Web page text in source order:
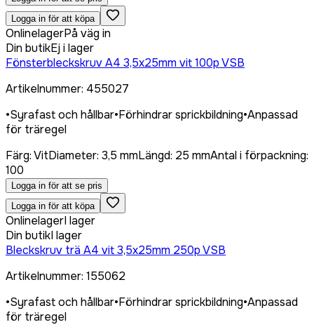
Logga in för att köpa
OnlinelagerPå väg in
Din butikEj i lager
Fönsterbleckskruv A4 3,5x25mm vit 100p VSB
Artikelnummer: 455027
•Syrafast och hållbar•Förhindrar sprickbildning•Anpassad
för träregel
Färg:VitDiameter: 3,5 mmLängd: 25 mmAntal i förpackning:
100
Logga in för att se pris
Logga in för att köpa
OnlinelagerI lager
Din butikI lager
Bleckskruv trä A4 vit 3,5x25mm 250p VSB
Artikelnummer: 155062
•Syrafast och hållbar•Förhindrar sprickbildning•Anpassad
för träregel